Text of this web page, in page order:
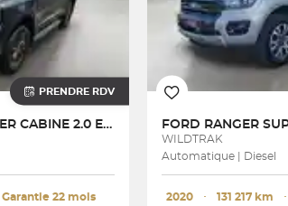
PRENDRE RDV
RANGER SUPER CABINE 2.0 ECOBLUE 205 CH S&S BVA10 e-4WD
Garantie 22 mois
FORD
WILDTRAK
Automatique | Diesel
2020 ･ 131 217 km ･